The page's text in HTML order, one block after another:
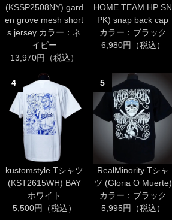
(KSSP2508NY) gard
en grove mesh short
s jersey カラー：ネ
イビー
13,970円（税込）
HOME TEAM HP SN
PK) snap back cap
カラー：ブラック
6,980円（税込）
4
kustomstyle Tシャツ
(KST2615WH) BAY
ホワイト
5,500円（税込）
5
RealMinority Tシャ
ツ (Gloria O Muerte)
カラー：ブラック
5,995円（税込）